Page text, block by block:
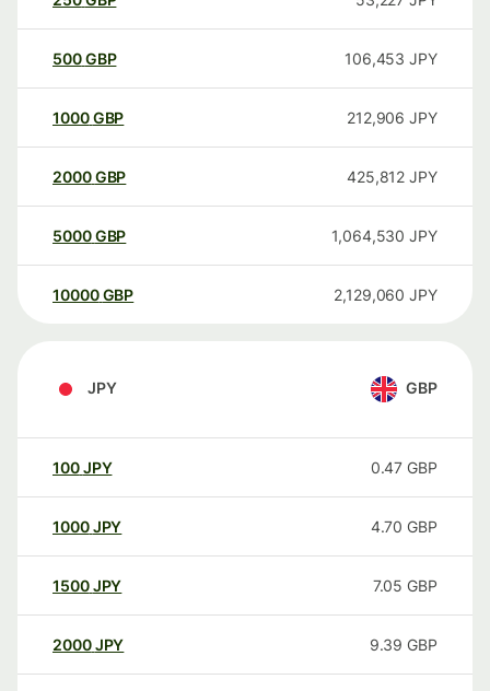
500GBP 106,453 JPY
1000GBP 212,906 JPY
2000GBP 425,812 JPY
5000GBP 1,064,530 JPY
10000 GBP 2,129,060 JPY
JPY GBP
100JPY 0.47 GBP
1000JPY 4.70 GBP
1500JPY 7.05 GBP
2000JPY 9.39 GBP